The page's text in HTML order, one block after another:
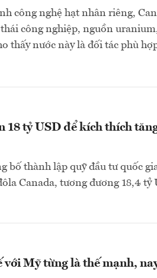
công nghệ hạt nhân riêng,
công nghiệp, nguồn
thấy nước này là đối tác phù
18 tỷ USD để kích thích
bố thành lập quỹ đầu tư quốc
Canada, tương đương 18,4 tỷ
Mỹ từng là thế mạnh,